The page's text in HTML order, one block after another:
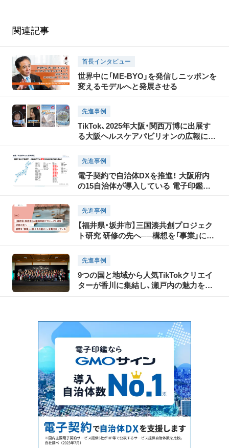
関連記事
首長インタビュー
世界中に「ME-BYO」を発信しニッポンを
変えるモデルへと発展させる
先進事例
TikTok、2025年大阪・関西万博に出展す
る大阪ヘルスケアパビリオンの広報に協
発信プロジェクトを7月11日から開始
先進事例
電子契約で自治体DXを推進！ 大阪府内
の15自治体が導入している 電子印鑑
先進事例
【福井県・坂井市】三国湊共創プロジェク
ト研究 研修の先へ──構想を「事業」に変
先進事例
9つの国と地域から人気TikTokクリエイ
ターが香川に集結し、瀬戸内の魅力を
信・裏瀬戸芸プロジェクト〜」開催レポー
ト（前編）